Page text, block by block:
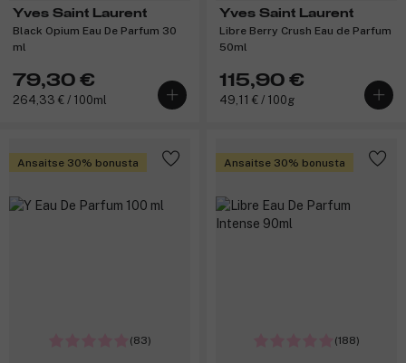
Yves Saint Laurent
Black Opium Eau De Parfum 30
ml
79,30 €
264,33 € / 100ml
Yves Saint Laurent
Libre Berry Crush Eau de Parfum
50ml
115,90 €
49,11 € / 100g
Ansaitse 30% bonusta
(83)
Ansaitse 30% bonusta
(188)